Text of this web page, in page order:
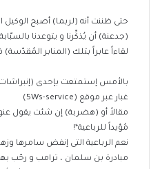
حتى ظننت أنه (لربما) أصبح
(جدعنة) أن يُذكِّرنا و يتوعدنا
لقاءاً عابراً بتلك (المنابر
بالأمس إستمتعت بإحدى
غبار عبر موقع (5Ws-service)
مقالاً أو (هضربة) إن شئت يقول
مُؤيداً للرباعية*!
نعم الرباعية التى إنفض سامرها
مبادرة بن سلمان ، ترامب و رحّب